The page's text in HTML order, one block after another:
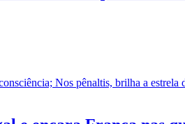
Nos pênaltis, brilha a